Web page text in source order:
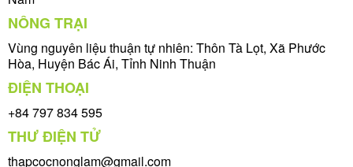
NÔNG TRẠI
Vùng nguyên liệu thuận tự nhiên: Thôn Tà Lọt, Xã Phước
Hòa, Huyện Bác Ái, Tỉnh Ninh Thuận
ĐIỆN THOẠI
+84 797 834 595
THƯ ĐIỆN TỬ
thapcocnonglam@gmail.com